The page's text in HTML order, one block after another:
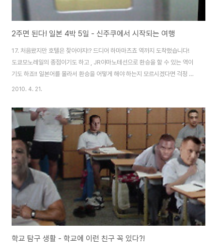
2주면 된다! 일본 4박 5일 - 신주쿠에서 시작되는 여행
17. 처음왔지만 호텔은 찾아야지!? 드디어 하마마츠쵸 역까지 도착했습니다!
도쿄모노레일의 종점이기도 하고 , JR야마노테선으로 환승을 할 수 있는 역이
기도 하죠!! 일본어를 몰라서 환승을 어떻게 해야 하는지 모르시겠다면 걱정 안
하셔도 되요~ 한글로 환승 지점까지 안내가 되어있습니다!! 환승 시 개찰구를
이었던 것입니다!! 신주쿠 행 열차를 기다리며 플렛폼에 서있었고 곧 전철이 도
착해서 신주쿠에 있는 호텔을 향해 출발 합니다! 점심이 가까운 시간임에도 지
하철은 생각보다 사람들이 많습니다~ 평일이어서 한산할 줄 알았는데 꼭 그렇
지만은 않더라고요 ~!! 일본지하철에서 본 것은 문이 열리는 위에 스크린을 만
들어 놔서 거기서 광고가 계..
2010. 4. 21.
학교 탐구 생활 - 학교에 이런 친구 꼭 있다?!